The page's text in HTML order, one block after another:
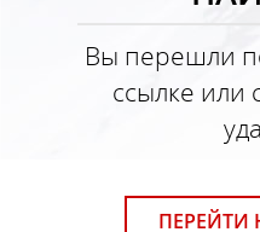
Вы перешли
ссылке или
ПЕРЕЙТИ